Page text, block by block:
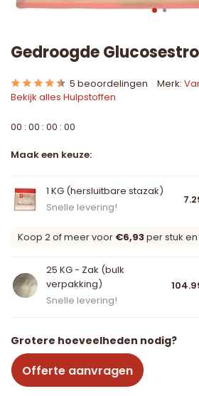
Gedroogde
5 beoordelingen Merk:
Bekijk alles Hulpstoffen
00 : 00 : 00 : 00
Maak een keuze:
1 KG (hersluitbare stazak)
Snelle levering!
Koop 2 of meer voor €6,93per stuk
25 KG - Zak (bulk
verpakking)
Snelle levering!
Grotere hoeveelheden nodig?
Offerte aanvragen